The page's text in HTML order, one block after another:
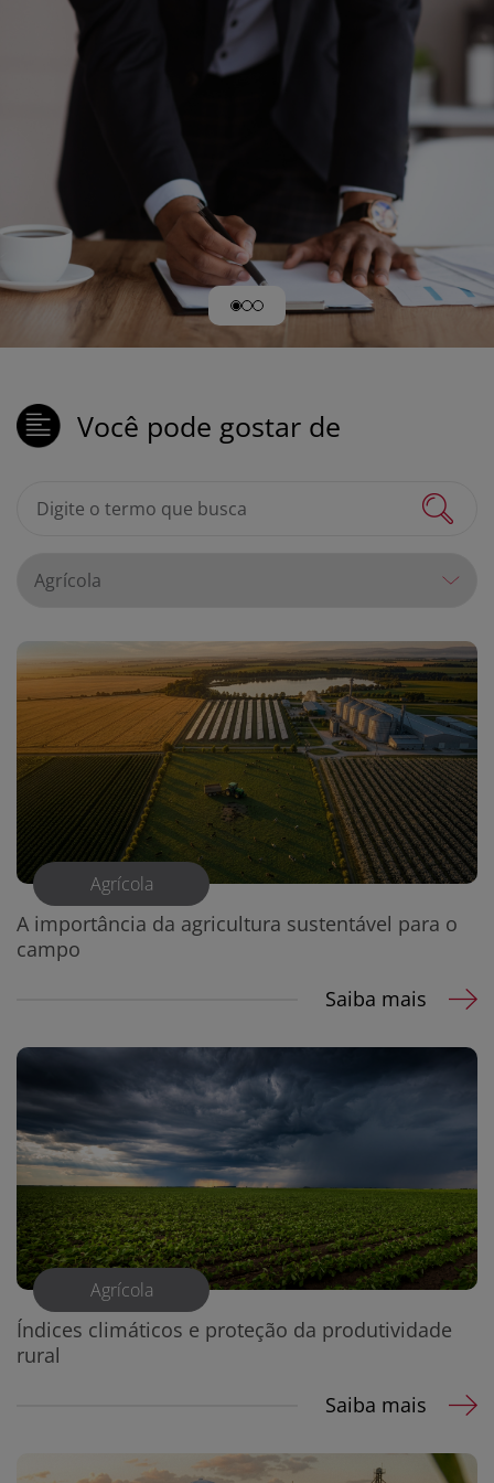
Você pode gostar de
Agrícola
A importância da agricultura sustentável para o
campo
Saiba mais
Agrícola
Índices climáticos e proteção da produtividade
rural
Saiba mais